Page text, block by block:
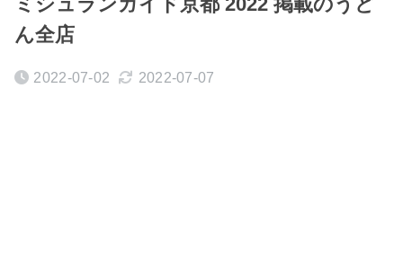
ん全店
2022-07-02 2022-07-07